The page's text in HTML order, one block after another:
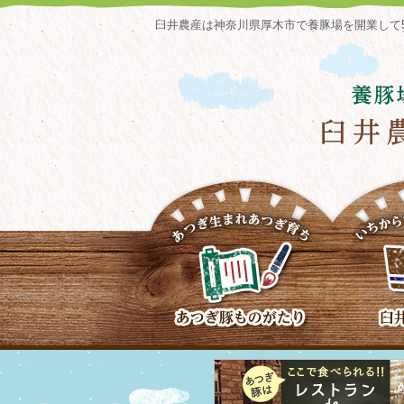
臼井農産は神奈川県厚木市で養豚場を開業し